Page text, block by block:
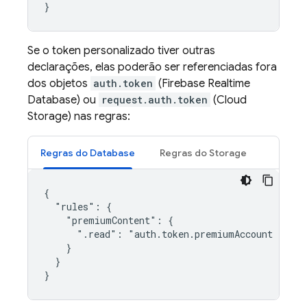
Se o token personalizado tiver outras
declarações, elas poderão ser referenciadas fora
dos objetos auth.token (Firebase Realtime
Database) ou request.auth.token (Cloud
Storage) nas regras:
Regras do Database Regras do Storage
{
  "rules": {
    "premiumContent": {
".read": "auth.token.premiumAccount ===
    }
  }